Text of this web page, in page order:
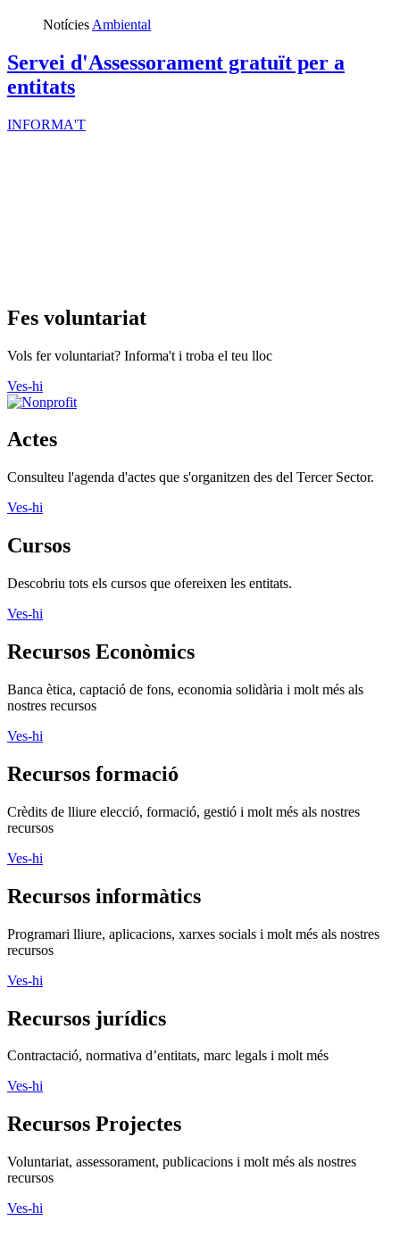
Notícies Ambiental
Servei d'Assessorament gratuït per a
entitats
INFORMA'T
Fes voluntariat
Vols fer voluntariat? Informa't i troba el teu lloc
Ves-hi
Actes
Consulteu l'agenda d'actes que s'organitzen des del Tercer Sector.
Ves-hi
Cursos
Descobriu tots els cursos que ofereixen les entitats.
Ves-hi
Recursos Econòmics
Banca ètica, captació de fons, economia solidària i molt més als
nostres recursos
Ves-hi
Recursos formació
Crèdits de lliure elecció, formació, gestió i molt més als nostres
recursos
Ves-hi
Recursos informàtics
Programari lliure, aplicacions, xarxes socials i molt més als nostres
recursos
Ves-hi
Recursos jurídics
Contractació, normativa d’entitats, marc legals i molt més
Ves-hi
Recursos Projectes
Voluntariat, assessorament, publicacions i molt més als nostres
recursos
Ves-hi